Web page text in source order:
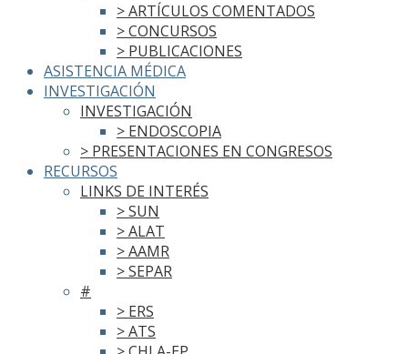
> ARTÍCULOS COMENTADOS
> CONCURSOS
> PUBLICACIONES
ASISTENCIA MÉDICA
INVESTIGACIÓN
INVESTIGACIÓN
> ENDOSCOPIA
> PRESENTACIONES EN CONGRESOS
RECURSOS
LINKS DE INTERÉS
> SUN
> ALAT
> AAMR
> SEPAR
#
> ERS
> ATS